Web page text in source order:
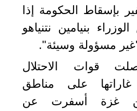
بإسقاط الحكومة إذا
بنيامين نتنياهو
مسؤولة وسيئة".
قوات الاحتلال
غاراتها على مناطق
غزة أسفرت عن